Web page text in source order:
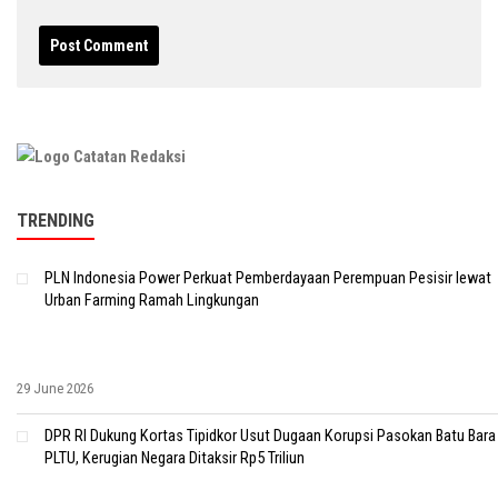
TRENDING
PLN Indonesia Power Perkuat Pemberdayaan Perempuan Pesisir lewat
Urban Farming Ramah Lingkungan
29 June 2026
DPR RI Dukung Kortas Tipidkor Usut Dugaan Korupsi Pasokan Batu Bara
PLTU, Kerugian Negara Ditaksir Rp5 Triliun